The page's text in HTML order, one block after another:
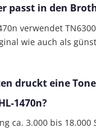
passt in den
verwendet
wie auch als
druckt eine
1470n?
ca. 3.000 bis 18.000